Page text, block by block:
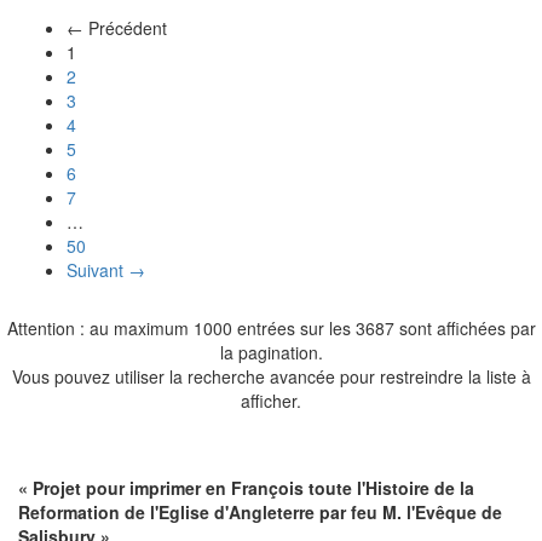
← Précédent
1
2
3
4
5
6
7
…
50
Suivant →
Attention : au maximum 1000 entrées sur les 3687 sont affichées par
la pagination.
Vous pouvez utiliser la recherche avancée pour restreindre la liste à
afficher.
« Projet pour imprimer en François toute l'Histoire de la
Reformation de l'Eglise d'Angleterre par feu M. l'Evêque de